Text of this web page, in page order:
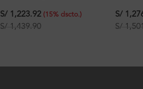
43x43x10.5 cm
S/1,223.92 ( 15% dscto.)
S/1,439.90
S/
S/